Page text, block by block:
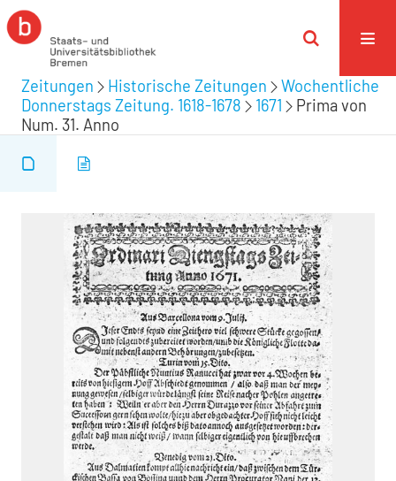
Zeitungen Historische Zeitungen
Wochentliche
Donnerstags Zeitung. 1618-1678
1671
Prima von
Num. 31. Anno